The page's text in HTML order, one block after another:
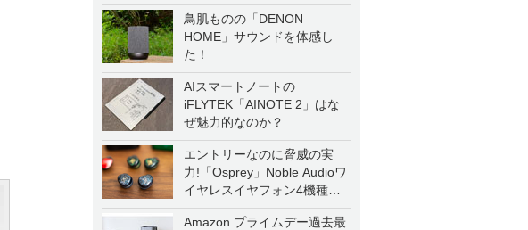
鳥肌ものの「DENON
HOME」サウンドを体感し
た！
AIスマートノートの
iFLYTEK「AINOTE 2」はな
ぜ魅力的なのか？
エントリーなのに脅威の実
力!「Osprey」Noble Audioワ
イヤレスイヤフォン4機種を
一気に聴く
Amazon プライムデー過去最